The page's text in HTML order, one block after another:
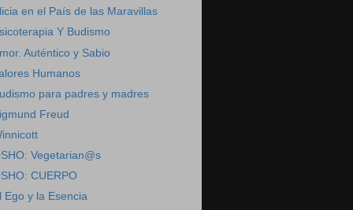
en el País de las Maravillas
Y Budismo
Auténtico y Sabio
Humanos
para padres y madres
Freud
Vegetarian@s
CUERPO
Ego y la Esencia